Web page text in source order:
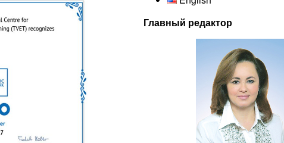
Главный редактор